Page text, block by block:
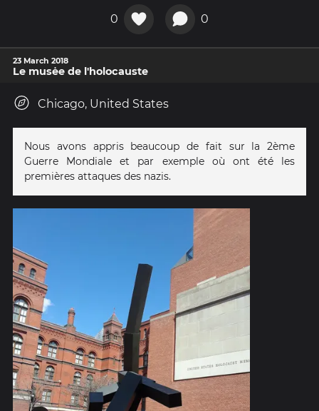
0 0
23 March 2018
Le musėe de l'holocauste
Chicago, United States
Nous avons appris beaucoup de fait sur la 2ème
Guerre Mondiale et par exemple où ont été les
premières attaques des nazis.